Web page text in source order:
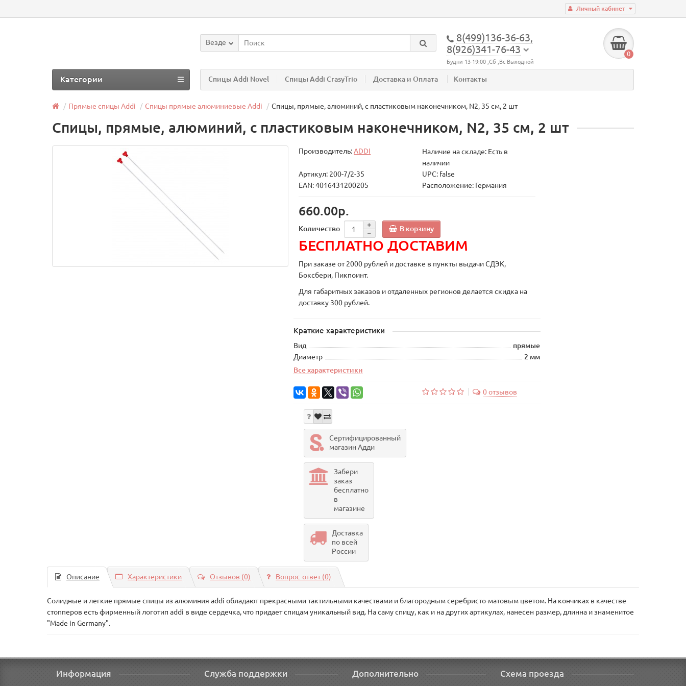
Личный кабинет
8(499)136-36-63,
8(926)341-76-43
Будни 13-19:00 ,Сб ,Вс Выходной
0
Везде
Спицы Addi Novel Спицы Addi CrasyTrio Доставка и Оплата Контакты
Категории
Прямые спицы Addi Спицы прямые алюминиевые Addi Спицы, прямые, алюминий, с пластиковым наконечником, N2, 35 см, 2 шт
Спицы, прямые, алюминий, с пластиковым наконечником, N2, 35 см, 2 шт
Производитель:ADDI
Наличие на складе: Есть в
наличии
Артикул: 200-7/2-35
UPC: false
EAN: 4016431200205
Расположение: Германия
660.00р.
Количество В корзину
БЕСПЛАТНО ДОСТАВИМ
При заказе от 2000 рублей и доставке в пункты выдачи СДЭК,
Боксбери, Пикпоинт.
Для габаритных заказов и отдаленных регионов делается скидка на
доставку 300 рублей.
Краткие характеристики
Вид
прямые
Диаметр
2 мм
Все характеристики
0 отзывов
Сертифицированный
магазин Адди
Забери
заказ
бесплатно
в
магазине
Доставка
по всей
России
Описание Характеристики Отзывов (0) Вопрос-ответ(0)
Солидные и легкие прямые спицы из алюминия addi обладают прекрасными тактильными качествами и благородным серебристо-матовым цветом. На кончиках в качестве
стопперов есть фирменный логотип addi в виде сердечка, что придает спицам уникальный вид. На саму спицу, как и на других артикулах, нанесен размер, длинна и знаменитое
"Made in Germany".
Информация Служба поддержки Дополнительно Схема проезда